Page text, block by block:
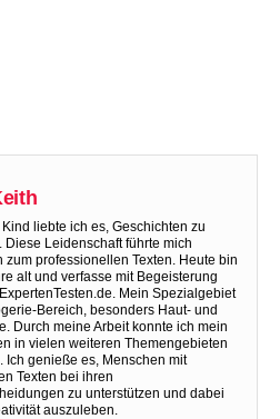
liebte ich es, Geschichten zu
Diese Leidenschaft führte mich
zum professionellen Texten. Heute bin
alt und verfasse mit Begeisterung
Mein Spezialgebiet
Bereich, besonders Haut- und
Durch meine Arbeit konnte ich mein
in vielen weiteren Themengebieten
Ich genieße es, Menschen mit
Texten bei ihren
zu unterstützen und dabei
auszuleben.